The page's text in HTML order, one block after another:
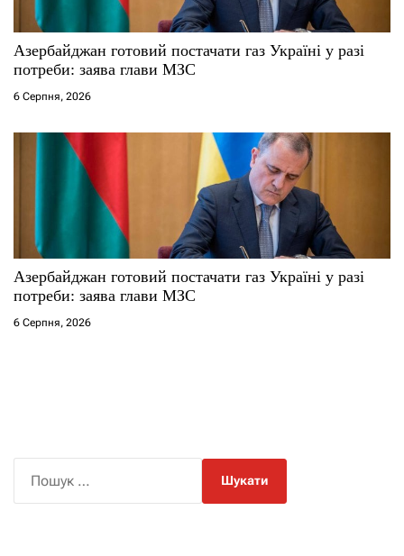
Азербайджан готовий постачати газ Україні у разі
потреби: заява глави МЗС
6 Серпня, 2026
Азербайджан готовий постачати газ Україні у разі
потреби: заява глави МЗС
6 Серпня, 2026